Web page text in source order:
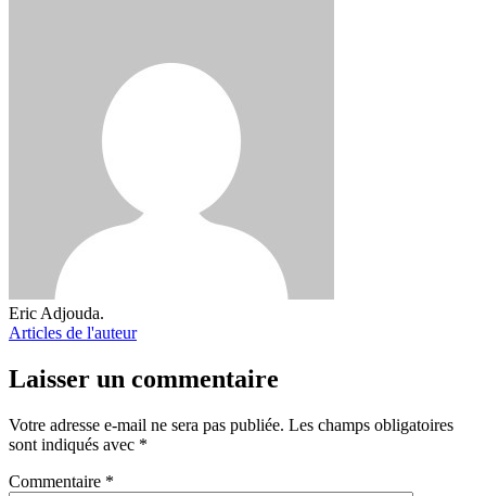
Eric Adjouda.
Articles de l'auteur
Laisser un commentaire
Votre adresse e-mail ne sera pas publiée. Les champs obligatoires
sont indiqués avec *
Commentaire *